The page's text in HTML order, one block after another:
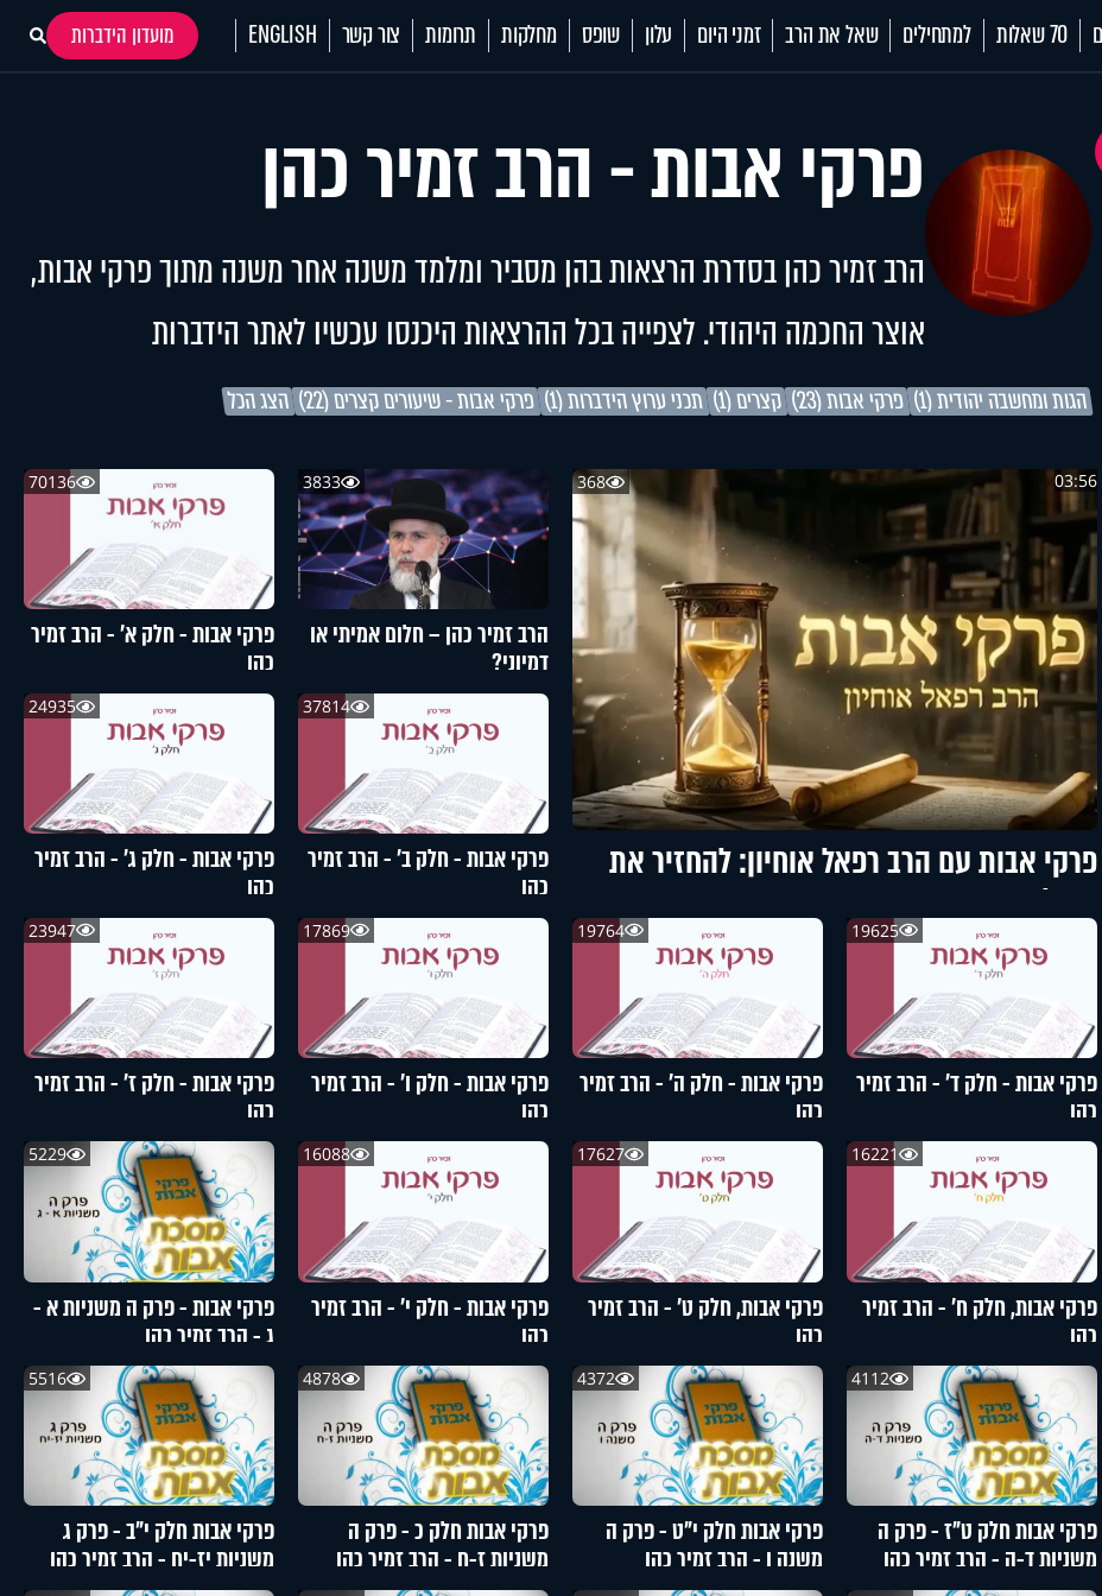
70 שאלות למתחילים שאל את הרב זמני היום עלון שופס מחלקות תרומות צור קשר ENGLISH
מועדון הידברות
פרקי אבות - הרב זמיר כהן
הרב זמיר כהן בסדרת הרצאות בהן מסביר ומלמד משנה אחר משנה מתוך פרקי אבות,
אוצר החכמה היהודי. לצפייה בכל ההרצאות היכנסו עכשיו לאתר הידברות
הגות ומחשבה יהודית (1) פרקי אבות (23) קצרים (1) תכני ערוץ הידברות (1) פרקי אבות - שיעורים קצרים (22) הצג הכל
פרקי אבות עם הרב רפאל אוחיון: להחזיר את
המילים בחזרה
03:56
368
הרב זמיר כהן – חלום אמיתי או
דמיוני?
3833
פרקי אבות - חלק א’ - הרב זמיר
כהן
70136
פרקי אבות - חלק ב’ - הרב זמיר
כהן
37814
פרקי אבות - חלק ג’ - הרב זמיר
כהן
24935
פרקי אבות - חלק ד’ - הרב זמיר
כהן
19625
פרקי אבות - חלק ה’ - הרב זמיר
כהן
19764
פרקי אבות - חלק ו’ - הרב זמיר
כהן
17869
פרקי אבות - חלק ז’ - הרב זמיר
כהן
23947
פרקי אבות, חלק ח’ - הרב זמיר
כהן
16221
פרקי אבות, חלק ט’ - הרב זמיר
כהן
17627
פרקי אבות - חלק י’ - הרב זמיר
כהן
16088
פרקי אבות - פרק ה משניות א -
ג - הרב זמיר כהן
5229
פרקי אבות חלק ט"ז - פרק ה
משניות ד-ה - הרב זמיר כהן
4112
פרקי אבות חלק י"ט - פרק ה
משנה ו - הרב זמיר כהן
4372
פרקי אבות חלק כ - פרק ה
משניות ז-ח - הרב זמיר כהן
4878
פרקי אבות חלק י"ב - פרק ג
משניות יז-יח - הרב זמיר כהן
5516